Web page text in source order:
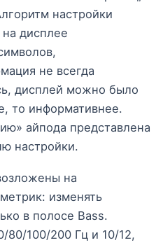
настройки
дисплее
не всегда
дисплей можно было
то информативнее.
айпода представлена
настройки.
на
изменять
в полосе Bass.
80/100/200 Гц и 10/12,